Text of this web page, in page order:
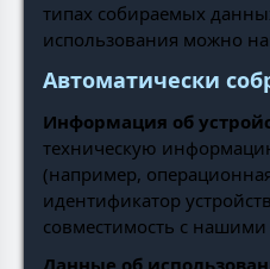
типах собираемых
использования можно
Автоматически
Информация об
техническую
(например,
идентификатор
совместимость с нашими
Данные об